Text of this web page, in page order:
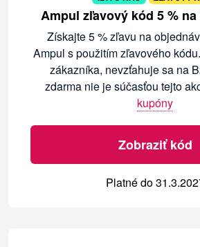
Ampul zľavový kód 5 %
Získajte 5 % zľavu na
Ampul s použitím zľavového
zákazníka, nevzťahuje sa na
zdarma nie je súčasťou tejto
kupóny
Zobraziť kód
Platné do